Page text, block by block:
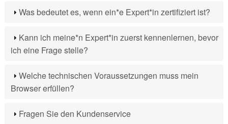
Was bedeutet es, wenn ein*e Expert*in zertifiziert ist?
Kann ich meine*n Expert*in zuerst kennenlernen, bevor
ich eine Frage stelle?
Welche technischen Voraussetzungen muss mein
Browser erfüllen?
Fragen Sie den Kundenservice